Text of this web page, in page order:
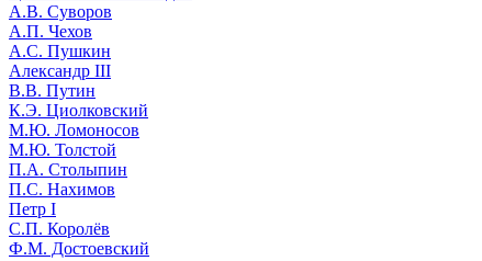
А.В. Суворов
А.П. Чехов
А.С. Пушкин
Александр III
В.В. Путин
К.Э. Циолковский
М.Ю. Ломоносов
М.Ю. Толстой
П.А. Столыпин
П.С. Нахимов
Петр I
С.П. Королёв
Ф.М. Достоевский